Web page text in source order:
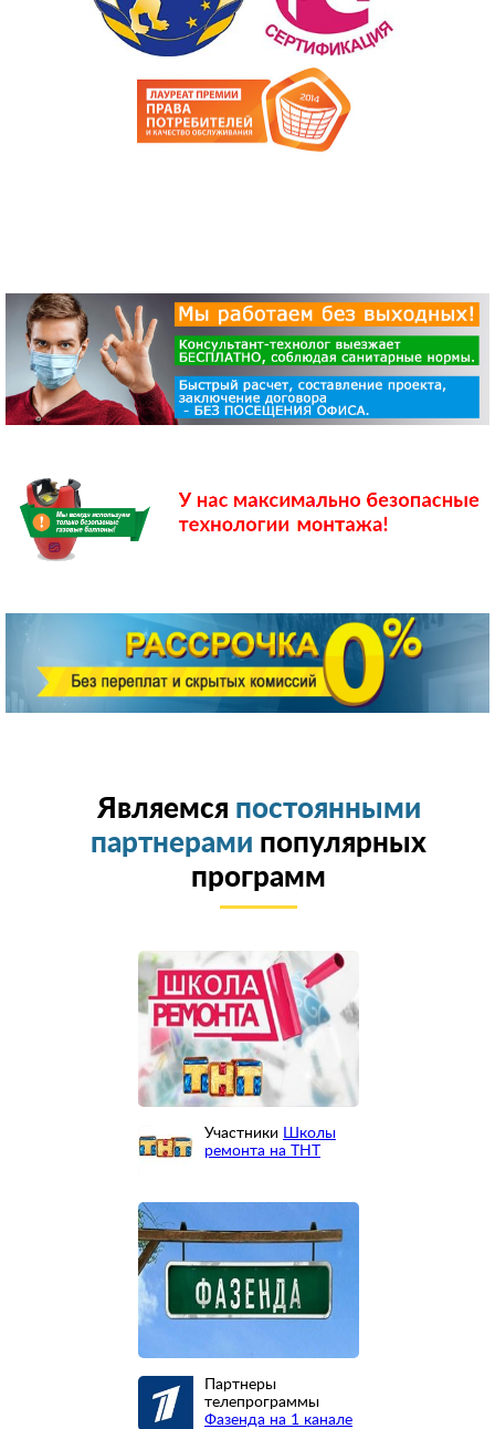
Являемся постоянными
партнерами популярных
программ
Участники
Школы
ремонта на ТНТ
Партнеры
телепрограммы
Фазенда на 1 канале